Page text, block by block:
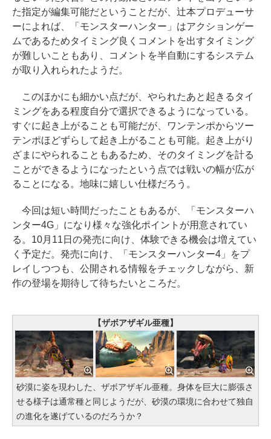
た指定が編集可能だということだが、辻本プロデューサ
ーによれば、「モンスターハンター」はアクションゲー
ムであるためタイミング良くコメントを出すタイミング
が難しいこともあり、コメントを半自動にするシステム
が取り入れられたようだ。
このほかにも細かい点だが、やられたあと起きるタイ
ミングをある程度自分で選択できるようになっている。
すぐに起き上がることも可能だが、ワンテンポからツー
テンポほどずらして起き上がることも可能。起き上がり
ざまにやられることもあるため、そのタイミングを計る
ことができるようになったという点では戦いの幅が広が
ることになる。地味に嬉しい仕様だろう。
今回は短い時間だったこともあるが、「モンスターハ
ンター4G」になり様々な強化ポイントが用意されてい
る。10月11日の発売に向け、体験できる機会は増えてい
く予定だ。発売に向け、「モンスターハンター4」をプ
レイしつつも、公開される情報をチェックしながら、新
作の登場を期待して待ちたいところだ。
【ザボアザギル亜種】
砂漠に姿を現わした、ザボアザギル亜種。身体を巨大に膨張さ
せる様子は通常種と同じようだが、砂漠の環境に合わせて独自
の進化を遂げているのだろうか？